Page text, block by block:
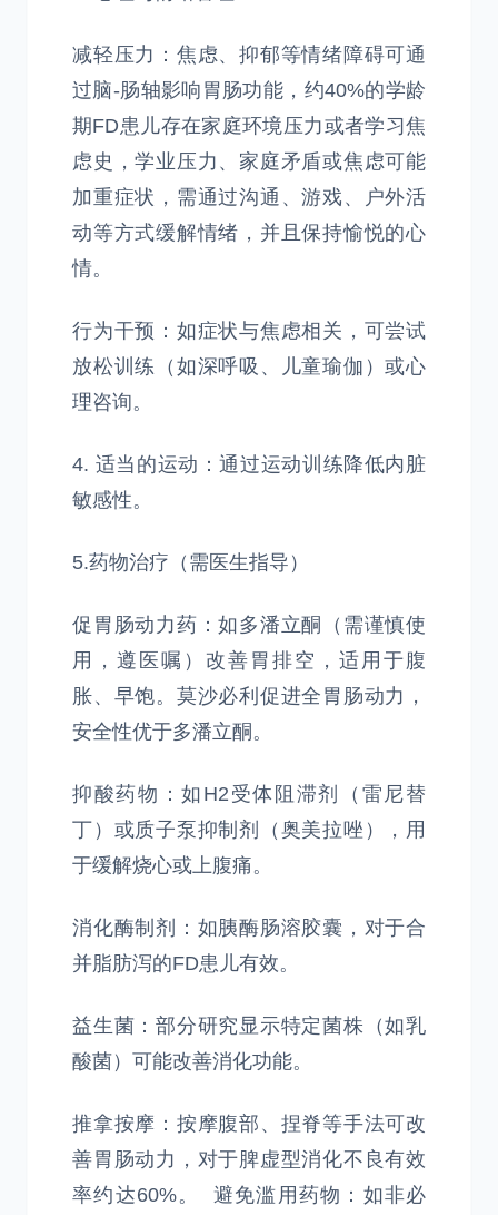
减轻压力：焦虑、抑郁等情绪障碍可通
过脑-肠轴影响胃肠功能，约40%的学龄
期FD患儿存在家庭环境压力或者学习焦
虑史，学业压力、家庭矛盾或焦虑可能
加重症状，需通过沟通、游戏、户外活
动等方式缓解情绪，并且保持愉悦的心
情。
行为干预：如症状与焦虑相关，可尝试
放松训练（如深呼吸、儿童瑜伽）或心
理咨询。
4. 适当的运动：通过运动训练降低内脏
敏感性。
5.药物治疗（需医生指导）
促胃肠动力药：如多潘立酮（需谨慎使
用，遵医嘱）改善胃排空，适用于腹
胀、早饱。莫沙必利促进全胃肠动力，
安全性优于多潘立酮。
抑酸药物：如H2受体阻滞剂（雷尼替
丁）或质子泵抑制剂（奥美拉唑），用
于缓解烧心或上腹痛。
消化酶制剂：如胰酶肠溶胶囊，对于合
并脂肪泻的FD患儿有效。
益生菌：部分研究显示特定菌株（如乳
酸菌）可能改善消化功能。
推拿按摩：按摩腹部、捏脊等手法可改
善胃肠动力，对于脾虚型消化不良有效
率约达60%。 避免滥用药物：如非必